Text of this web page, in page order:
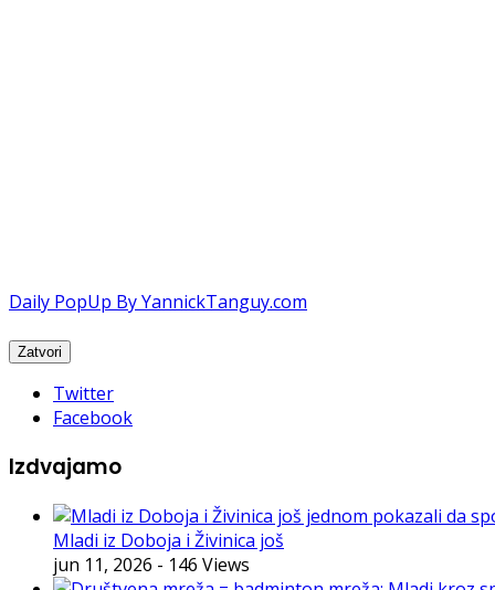
Daily PopUp By YannickTanguy.com
Twitter
Facebook
Izdvajamo
Mladi iz Doboja i Živinica još
jun 11, 2026 - 146 Views